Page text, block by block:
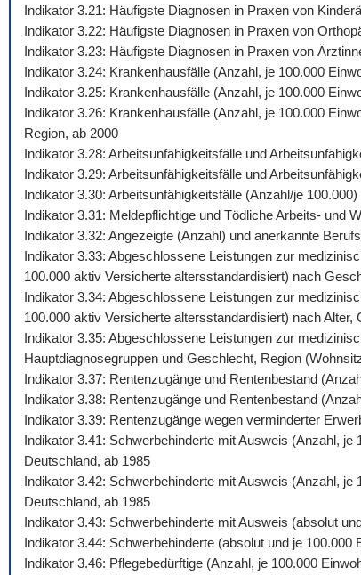
Indikator 3.21: Häufigste Diagnosen in Praxen von
Indikator 3.22: Häufigste Diagnosen in Praxen von
Indikator 3.23: Häufigste Diagnosen in Praxen von
Indikator 3.24: Krankenhausfälle (Anzahl, je 100.000
Indikator 3.25: Krankenhausfälle (Anzahl, je 100.000
Indikator 3.26: Krankenhausfälle (Anzahl, je 100.000
Region, ab 2000
Indikator 3.28: Arbeitsunfähigkeitsfälle und
Indikator 3.29: Arbeitsunfähigkeitsfälle und
Indikator 3.30: Arbeitsunfähigkeitsfälle (Anzahl/je
Indikator 3.31: Meldepflichtige und Tödliche Arbeits- und
Indikator 3.32: Angezeigte (Anzahl) und anerkannte
Indikator 3.33: Abgeschlossene Leistungen zur
100.000 aktiv Versicherte altersstandardisiert) nach
Indikator 3.34: Abgeschlossene Leistungen zur
100.000 aktiv Versicherte altersstandardisiert) nach Alter,
Indikator 3.35: Abgeschlossene Leistungen zur
Hauptdiagnosegruppen und Geschlecht, Region
Indikator 3.37: Rentenzugänge und Rentenbestand
Indikator 3.38: Rentenzugänge und Rentenbestand
Indikator 3.39: Rentenzugänge wegen verminderter
Indikator 3.41: Schwerbehinderte mit Ausweis (Anzahl,
Deutschland, ab 1985
Indikator 3.42: Schwerbehinderte mit Ausweis (Anzahl,
Deutschland, ab 1985
Indikator 3.43: Schwerbehinderte mit Ausweis (absolut
Indikator 3.44: Schwerbehinderte (absolut und je
Indikator 3.46: Pflegebedürftige (Anzahl, je 100.000